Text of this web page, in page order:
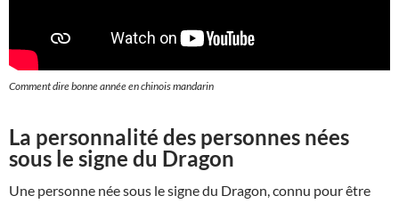
Comment dire bonne année en chinois mandarin
La personnalité des personnes nées
sous le signe du Dragon
Une personne née sous le signe du Dragon, connu pour être